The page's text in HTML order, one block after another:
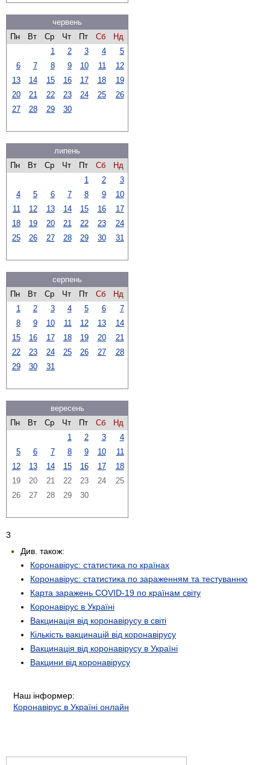
червень
Пн
Вт Ср Чт Пт Сб
Нд
1
2 3 4
5
6
7 8 9 10 11
12
13
14 15 16 17 18
19
20
21 22 23 24 25
26
27
28 29 30
липень
Пн
Вт Ср Чт Пт Сб
Нд
1
2
3
4
5 6 7 8 9
10
11
12 13 14 15 16
17
18
19 20 21 22 23
24
25
26 27 28 29 30 31
серпень
Пн
Вт Ср Чт Пт Сб
Нд
1
2 3 4 5 6
7
8
9 10 11 12 13
14
15
16 17 18 19 20
21
22
23 24 25 26 27
28
29
30 31
вересень
Пн
Вт Ср Чт Пт Сб
Нд
1
2 3
4
5
6 7 8 9 10
11
12
13 14 15 16 17
18
19
20 21 22 23 24
25
26
27 28 29 30
3
Див. також:
Коронавірус: статистика по країнах
Коронавірус: статистика по зараженням та тестуванню
Карта заражень COVID-19 по країнам світу
Коронавірус в Україні
Вакцинація від коронавірусу в світі
Кількість вакцинацій від коронавірусу
Вакцинація від коронавірусу в Україні
Вакцини від коронавірусу
Наш інформер:
Коронавірус в Україні онлайн